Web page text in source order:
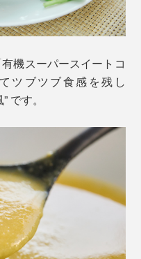
機スーパースイートコ
ツブツブ食感を残し
です。